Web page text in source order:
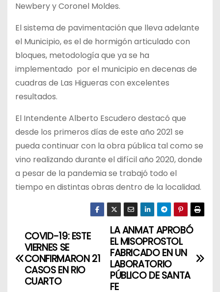
Newbery y Coronel Moldes.
El sistema de pavimentación que lleva adelante
el Municipio, es el de hormigón articulado con
bloques, metodología que ya se ha
implementado por el municipio en decenas de
cuadras de Las Higueras con excelentes
resultados.
El Intendente Alberto Escudero destacó que
desde los primeros días de este año 2021 se
pueda continuar con la obra pública tal como se
vino realizando durante el difícil año 2020, donde
a pesar de la pandemia se trabajó todo el
tiempo en distintas obras dentro de la localidad.
N
a
LA ANMAT APROBÓ
EL MISOPROSTOL
FABRICADO EN UN
LABORATORIO
PÚBLICO DE SANTA
FE
COVID-19: ESTE
VIERNES SE
CONFIRMARON 21
CASOS EN RIO
CUARTO